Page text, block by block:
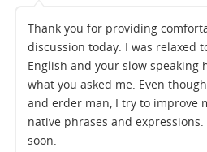
Thank you for providing
discussion today. I was relaxed
English and your slow speaking
what you asked me. Even
and erder man, I try to improve
native phrases and expressions.
soon.